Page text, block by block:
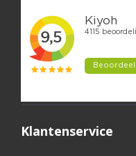
Klantenservice